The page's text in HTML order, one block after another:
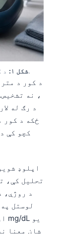
شکل ۱:د ګلوکوز وخت دومره مهم دی لکه پخپله شمېر.
د کور د
، نه
د رګ له
ځکه د کور
کچو کې
تحلیل کې،
د روژې،
شان معنا